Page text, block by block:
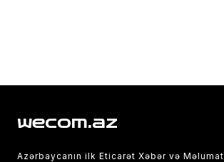
wecom.az
Azərbaycanın ilk Eticarət Xəbər və Məlumat